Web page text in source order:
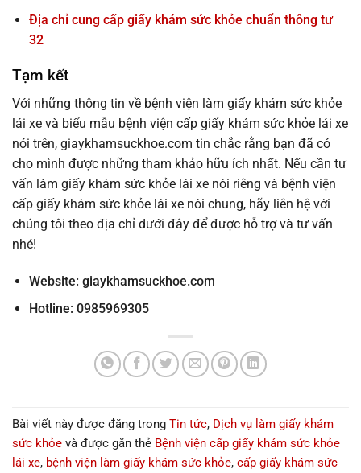
Địa chỉ cung cấp giấy khám sức khỏe chuẩn thông tư
32
Tạm kết
Với những thông tin về bệnh viện làm giấy khám sức khỏe
lái xe và biểu mẫu bệnh viện cấp giấy khám sức khỏe lái xe
nói trên, giaykhamsuckhoe.com tin chắc rằng bạn đã có
cho mình được những tham khảo hữu ích nhất. Nếu cần tư
vấn làm giấy khám sức khỏe lái xe nói riêng và bệnh viện
cấp giấy khám sức khỏe lái xe nói chung, hãy liên hệ với
chúng tôi theo địa chỉ dưới đây để được hỗ trợ và tư vấn
nhé!
Website: giaykhamsuckhoe.com
Hotline: 0985969305
Bài viết này được đăng trong Tin tức, Dịch vụ làm giấy khám
sức khỏe và được gắn thẻ Bệnh viện cấp giấy khám sức khỏe
lái xe, bệnh viện làm giấy khám sức khỏe, cấp giấy khám sức